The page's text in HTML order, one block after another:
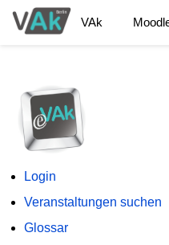
VAk
Login
Veranstaltungen suchen
Glossar